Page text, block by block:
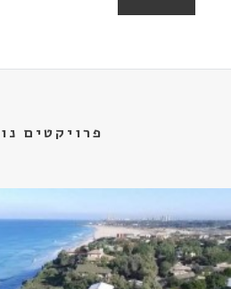
פרויקטים